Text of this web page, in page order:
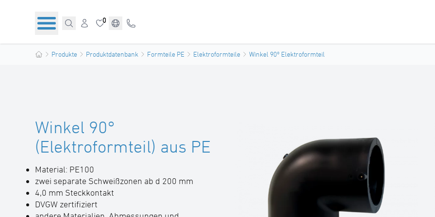
0
Produkte Produktdatenbank Formteile PE Elektroformteile Winkel 90° Elektroformteil
Winkel 90°
(Elektroformteil) aus PE
Material: PE100
zwei separate Schweißzonen ab d 200 mm
4,0 mm Steckkontakt
DVGW zertifiziert